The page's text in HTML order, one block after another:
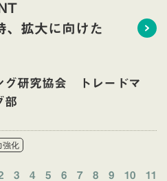
、拡大に向けた
グ研究協会 トレードマ
部
3 4 5 6 7 8 9 10 11
強化